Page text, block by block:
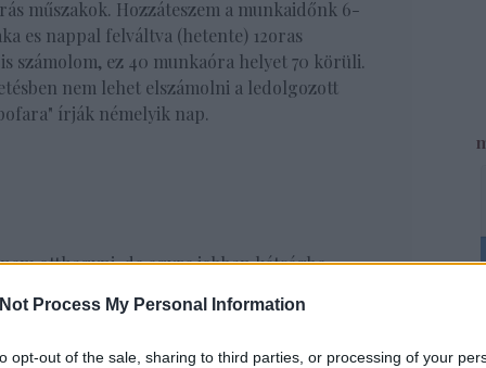
Process My Personal Information
opt-out of the sale, sharing to third parties, or processing of your
műszakok. Hozzáteszem a munkaidőnk 6-
es nappal felváltva (hetente) 12oras
számolom, ez 40 munkaóra helyet 70 körüli.
nem lehet elszámolni a ledolgozott
írják némelyik nap.
otthagyni, de egyre jobban kétségbe
miatt, es a folyamatos "terrorizálás" miatt.